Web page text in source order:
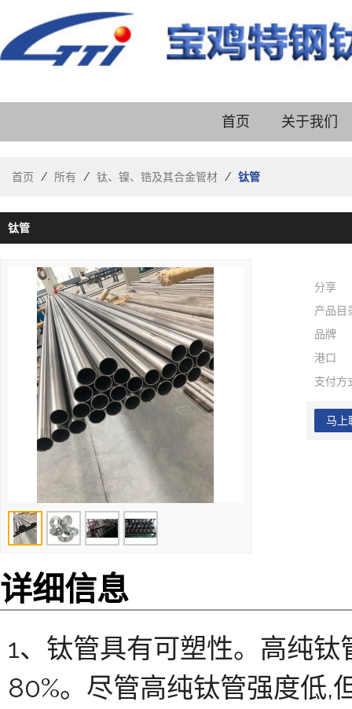
首页 关于我们
首页 / 所有 / 钛、镍、锆及其合金管材 / 钛管
钛管
分享
产品目
品牌
港口
支付方
马上
详细信息
1、钛管具有可塑性。高纯
80%。尽管高纯钛管强度低,